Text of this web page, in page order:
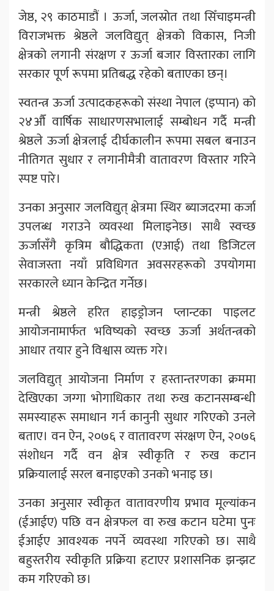
जेष्ठ, २९ काठमाडौं । ऊर्जा, जलस्रोत तथा सिँचाइमन्त्री
विराजभक्त श्रेष्ठले जलविद्युत् क्षेत्रको विकास, निजी
क्षेत्रको लगानी संरक्षण र ऊर्जा बजार विस्तारका लागि
सरकार पूर्ण रूपमा प्रतिबद्ध रहेको बताएका छन्।
स्वतन्त्र ऊर्जा उत्पादकहरूको संस्था नेपाल (इप्पान) को
२४औँ वार्षिक साधारणसभालाई सम्बोधन गर्दै मन्त्री
श्रेष्ठले ऊर्जा क्षेत्रलाई दीर्घकालीन रूपमा सबल बनाउन
नीतिगत सुधार र लगानीमैत्री वातावरण विस्तार गरिने
स्पष्ट पारे।
उनका अनुसार जलविद्युत् क्षेत्रमा स्थिर ब्याजदरमा कर्जा
उपलब्ध गराउने व्यवस्था मिलाइनेछ। साथै स्वच्छ
ऊर्जासँगै कृत्रिम बौद्धिकता (एआई) तथा डिजिटल
सेवाजस्ता नयाँ प्रविधिगत अवसरहरूको उपयोगमा
सरकारले ध्यान केन्द्रित गर्नेछ।
मन्त्री श्रेष्ठले हरित हाइड्रोजन प्लान्टका पाइलट
आयोजनामार्फत भविष्यको स्वच्छ ऊर्जा अर्थतन्त्रको
आधार तयार हुने विश्वास व्यक्त गरे।
जलविद्युत् आयोजना निर्माण र हस्तान्तरणका क्रममा
देखिएका जग्गा भोगाधिकार तथा रुख कटानसम्बन्धी
समस्याहरू समाधान गर्न कानुनी सुधार गरिएको उनले
बताए। वन ऐन, २०७६ र वातावरण संरक्षण ऐन, २०७६
संशोधन गर्दै वन क्षेत्र स्वीकृति र रुख कटान
प्रक्रियालाई सरल बनाइएको उनको भनाइ छ।
उनका अनुसार स्वीकृत वातावरणीय प्रभाव मूल्यांकन
(ईआईए) पछि वन क्षेत्रफल वा रुख कटान घटेमा पुनः
ईआईए आवश्यक नपर्ने व्यवस्था गरिएको छ। साथै
बहुस्तरीय स्वीकृति प्रक्रिया हटाएर प्रशासनिक झन्झट
कम गरिएको छ।